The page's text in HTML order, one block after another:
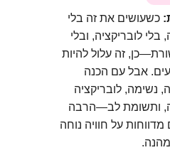
כשעושים את זה בלי
בלי לובריקציה, ובלי
זה עלול להיות
אבל עם הכנה
נשימה, לובריקציה
ותשומת לב—הרבה
מדווחות על חוויה נוחה